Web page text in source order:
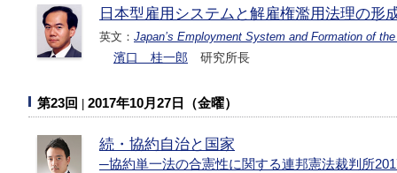
日本型雇用システムと解雇権濫用法理の形
英文： Japan’s Employment System and Formation of
濱口 桂一郎 研究所長
第23回 2017年10月27日（金曜）
続・協約自治と国家
─協約単一法の合憲性に関する連邦憲法裁判所